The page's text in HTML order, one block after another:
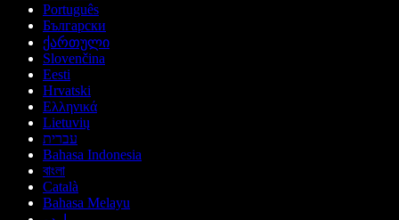
Português
Български
ქართული
Slovenčina
Eesti
Hrvatski
Ελληνικά
Lietuvių
עברית
Bahasa Indonesia
বাংলা
Català
Bahasa Melayu